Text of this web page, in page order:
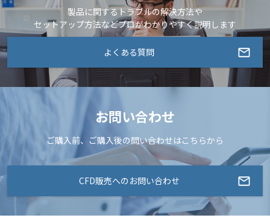
製品に関するトラブルの解決方法や
セットアップ方法などプロがわかりやすく説明します
よくある質問
お問い合わせ
ご購入前、ご購入後の問い合わせはこちらから
CFD販売へのお問い合わせ